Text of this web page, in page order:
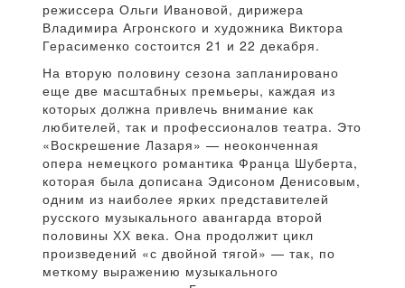
режиссера Ольги Ивановой, дирижера
Владимира Агронского и художника Виктора
Герасименко состоится 21 и 22 декабря.
На вторую половину сезона запланировано
еще две масштабных премьеры, каждая из
которых должна привлечь внимание как
любителей, так и профессионалов театра. Это
«Воскрешение Лазаря» — неоконченная
опера немецкого романтика Франца Шуберта,
которая была дописана Эдисоном Денисовым,
одним из наиболее ярких представителей
русского музыкального авангарда второй
половины ХХ века. Она продолжит цикл
произведений «с двойной тягой» — так, по
меткому выражению музыкального